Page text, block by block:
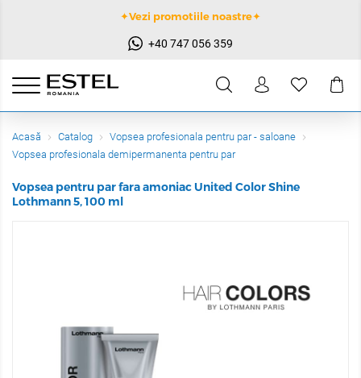
✦Vezi promotiile noastre✦
+40 747 056 359
Acasă Catalog
Vopsea profesionala pentru par - saloane
Vopsea profesionala demipermanenta pentru par
Vopsea pentru par fara amoniac United Color Shine
Lothmann 5, 100 ml